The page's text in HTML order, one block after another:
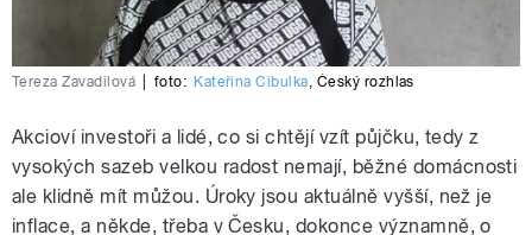
Tereza Zavadilová foto: Kateřina Cibulka Český rozhlas
Akcioví investoři a lidé, co si chtějí vzít půjčku, tedy z
vysokých sazeb velkou radost nemají, běžné domácnosti
ale klidně mít můžou. Úroky jsou aktuálně vyšší, než je
inflace, a někde, třeba v Česku, dokonce významně, o